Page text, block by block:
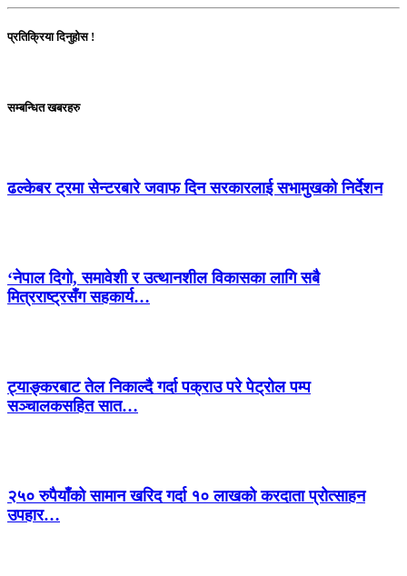
प्रतिक्रिया दिनुहोस !
सम्बन्धित खबरहरु
ढल्केबर ट्रमा सेन्टरबारे जवाफ दिन सरकारलाई सभामुखको निर्देशन
‘नेपाल दिगो, समावेशी र उत्थानशील विकासका लागि सबै
मित्रराष्ट्रसँग सहकार्य…
ट्याङ्करबाट तेल निकाल्दै गर्दा पक्राउ परे पेट्रोल पम्प
सञ्चालकसहित सात…
२५० रुपैयाँको सामान खरिद गर्दा १० लाखको करदाता प्रोत्साहन
उपहार…